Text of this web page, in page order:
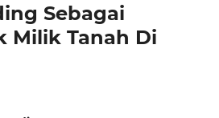
Sebagai
Milik Tanah Di